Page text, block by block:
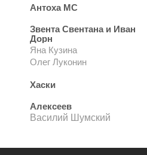
Антоха МС
Звента Свентана и Иван
Дорн
Яна Кузина
Олег Луконин
Хаски
Алексеев
Василий Шумский